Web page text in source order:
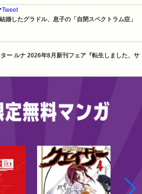
婚したグラドル、息子の「自閉スペクトラム症」
ー ルナ 2026年8月新刊フェア『転生しました、サ